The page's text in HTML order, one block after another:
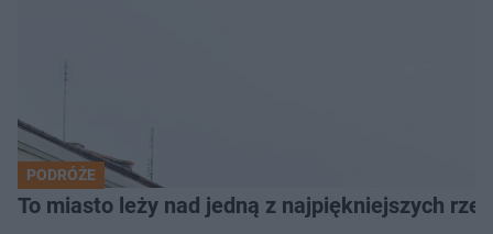
PODRÓŻE
To miasto leży nad jedną z najpiękniejszych